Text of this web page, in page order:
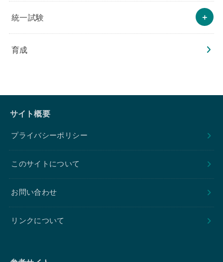
統一試験
育成
サイト概要
プライバシーポリシー
このサイトについて
お問い合わせ
リンクについて